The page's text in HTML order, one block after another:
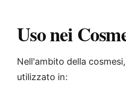
Uso nei
Nell'ambito della
utilizzato in: